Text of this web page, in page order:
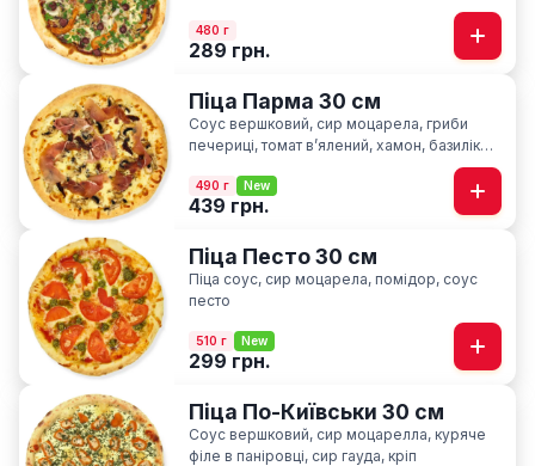
мисливські ковбаски, ароматна петрушка
480 г
289 грн.
Піца Парма 30 см
Соус вершковий, сир моцарела, гриби
печериці, томат вʼялений, хамон, базилік
490 г New
439 грн.
Піца Песто 30 см
Піца соус, сир моцарела, помідор, соус
песто
510 г New
299 грн.
Піца По-Київськи 30 см
Соус вершковий, сир моцарелла, куряче
філе в паніровці, cир гауда, кріп